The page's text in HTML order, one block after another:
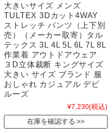
大きいサイズ メンズ
TULTEX 3Dカット4WAY
ストレッチ パンツ（上下別
売）（メーカー取寄）タル
テックス 3L 4L 5L 6L 7L 8L
作業着 アウトドアウェア
３D立体裁断 キングサイズ
大きい サイズ ブランド 服
おしゃれ カジュアル デビ
ルーズ
¥7,230(税込)
在庫を確認する